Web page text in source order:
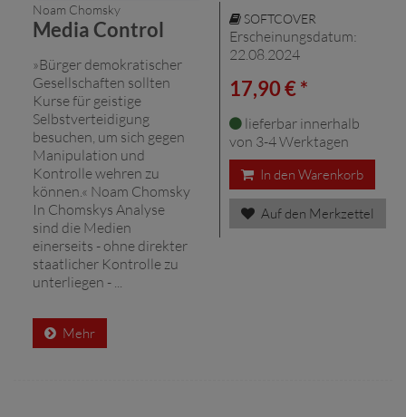
Noam Chomsky
Media Control
»Bürger demokratischer
Gesellschaften sollten
Kurse für geistige
Selbstverteidigung
besuchen, um sich gegen
Manipulation und
Kontrolle wehren zu
können.« Noam Chomsky
In Chomskys Analyse
sind die Medien
einerseits - ohne direkter
staatlicher Kontrolle zu
unterliegen - ...
Mehr
SOFTCOVER
Erscheinungsdatum:
22.08.2024
17,90 € *
lieferbar innerhalb
von 3-4 Werktagen
In den Warenkorb
Auf den Merkzettel